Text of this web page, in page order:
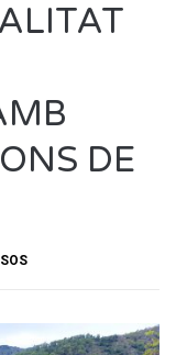
DE